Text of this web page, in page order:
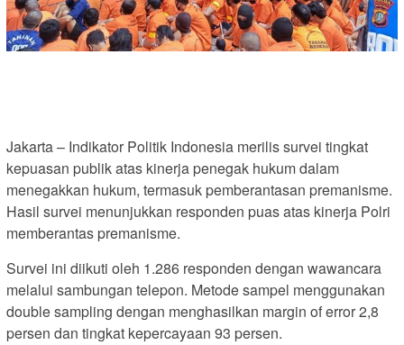
Jakarta – Indikator Politik Indonesia merilis survei tingkat
kepuasan publik atas kinerja penegak hukum dalam
menegakkan hukum, termasuk pemberantasan premanisme.
Hasil survei menunjukkan responden puas atas kinerja Polri
memberantas premanisme.
Survei ini diikuti oleh 1.286 responden dengan wawancara
melalui sambungan telepon. Metode sampel menggunakan
double sampling dengan menghasilkan margin of error 2,8
persen dan tingkat kepercayaan 93 persen.